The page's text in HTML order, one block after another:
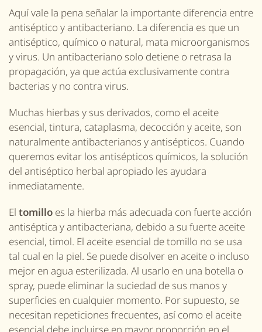
Aquí vale la pena señalar la importante diferencia entre
antiséptico y antibacteriano. La diferencia es que un
antiséptico, químico o natural, mata microorganismos
y virus. Un antibacteriano solo detiene o retrasa la
propagación, ya que actúa exclusivamente contra
bacterias y no contra virus.
Muchas hierbas y sus derivados, como el aceite
esencial, tintura, cataplasma, decocción y aceite, son
naturalmente antibacterianos y antisépticos. Cuando
queremos evitar los antisépticos químicos, la solución
del antiséptico herbal apropiado les ayudara
inmediatamente.
El tomillo es la hierba más adecuada con fuerte acción
antiséptica y antibacteriana, debido a su fuerte aceite
esencial, timol. El aceite esencial de tomillo no se usa
tal cual en la piel. Se puede disolver en aceite o incluso
mejor en agua esterilizada. Al usarlo en una botella o
spray, puede eliminar la suciedad de sus manos y
superficies en cualquier momento. Por supuesto, se
necesitan repeticiones frecuentes, así como el aceite